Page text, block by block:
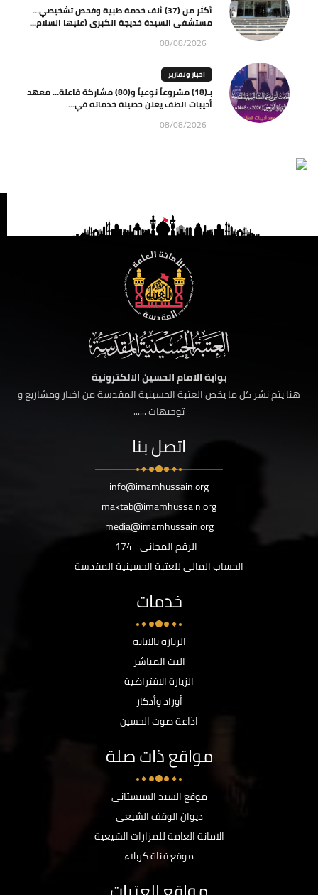
أكثر من (37) ألف خدمة طبية وفحص تشخيصي…
مستشفى السيدة خديجة الكبرى (عليها السلام...
08/08/2026
اخبار وتقارير
بـ(18) مشروعاً نوعياً و(80) مشاركة فاعلة… معهد
أديبات الطف يعلن حصيلة خدماته في...
08/08/2026
بوابة الامام الحسين الالكترونية
هنا يتم نشر كل ما يخص العتبة الحسينية المقدسة من اخبار ومشاريع و
توجيهات ......
اتصل بنا
info@imamhussain.org
maktab@imamhussain.org
media@imamhussain.org
الرقم المجاني 174
الحساب المالي للعتبة الحسينية المقدسة
خدمات
الزيارة بالانابة
البث المباشر
الزيارة الافتراضية
أوراد وأذكار
اذاعة صوت الحسين
مواقع ذات صلة
موقع السيد السيستاني
ديوان الوقف الشيعي
الامانة العامة للمزارات الشيعية
موقع قناة كربلاء